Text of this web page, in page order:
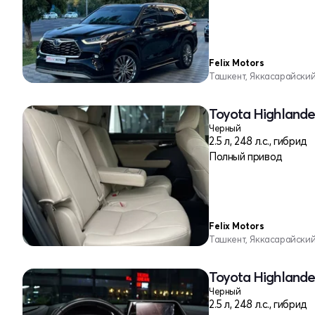
Felix Motors
Ташкент,
Toyota
Черный
2.5 л, 248 л.с., гибрид
Полный привод
Felix Motors
Ташкент,
Toyota
Черный
2.5 л, 248 л.с., гибрид